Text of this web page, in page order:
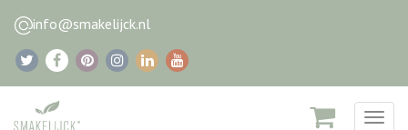
info@smakelijck.nl